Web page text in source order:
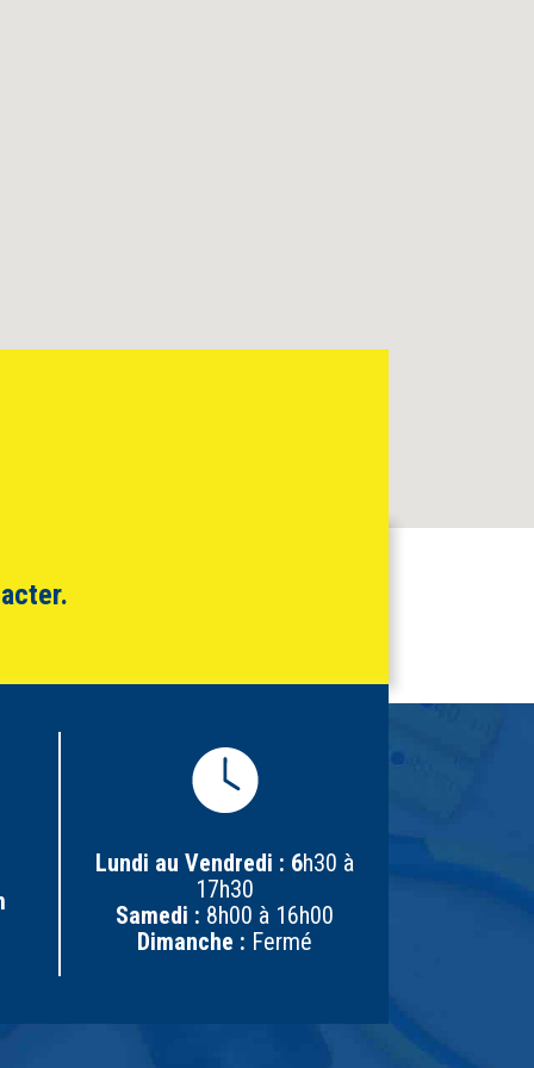
Lundi au Vendredi : 6h30 à
17h30
Samedi : 8h00 à 16h00
Dimanche : Fermé